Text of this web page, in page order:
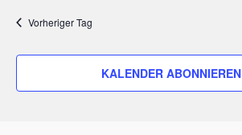
Vorheriger Tag
KALENDER ABONNIEREN